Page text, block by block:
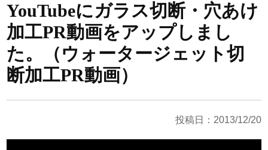
YouTubeにガラス切断・穴あけ
加工PR動画をアップしまし
た。（ウォータージェット切
断加工PR動画）
投稿日：2013/12/20